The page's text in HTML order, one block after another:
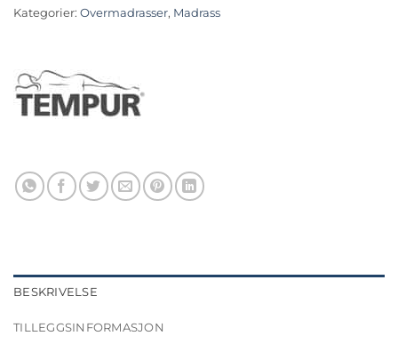
Kategorier: Overmadrasser, Madrass
BESKRIVELSE
TILLEGGSINFORMASJON